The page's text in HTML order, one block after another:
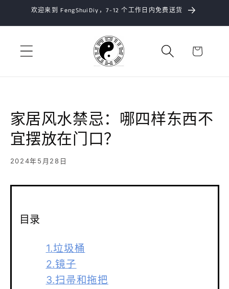
跳到内
欢迎来到 FengShuiDiy，7-12 个工作日内免费送货
物
家居风水禁忌：哪四样东西不
宜摆放在门口？
2024年5月28日
目录
1.垃圾桶
2.镜子
3.扫帚和拖把